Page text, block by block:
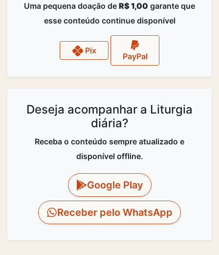
Uma pequena doação de R$ 1,00 garante que
esse conteúdo continue disponível
Pix
PayPal
Deseja acompanhar a Liturgia
diária?
Receba o conteúdo sempre atualizado e
disponível offline.
Google Play
Receber pelo WhatsApp